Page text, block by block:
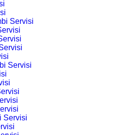
Servisi
Servisi
Servisi